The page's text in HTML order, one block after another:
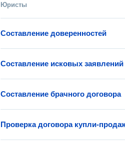
Юристы
Составление доверенностей
Составление исковых заявлений
Составление брачного договора
Проверка договора купли-